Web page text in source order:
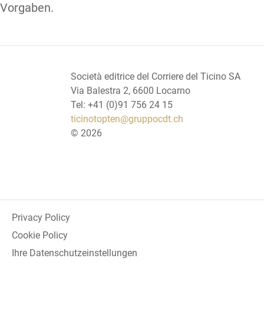
Vorgaben.
Società editrice del Corriere del Ticino SA
Via Balestra 2, 6600 Locarno
Tel: +41 (0)91 756 24 15
ticinotopten@gruppocdt.ch
© 2026
Privacy Policy
Cookie Policy
Ihre Datenschutzeinstellungen